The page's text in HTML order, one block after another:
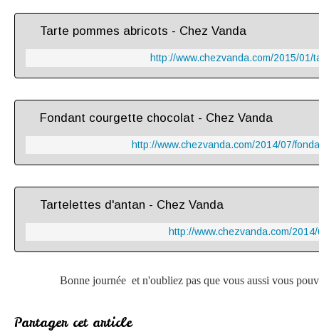
Tarte pommes abricots - Chez Vanda
http://www.chezvanda.com/2015/
Fondant courgette chocolat - Chez Vanda
http://www.chezvanda.com/2014/07/
Tartelettes d'antan - Chez Vanda
http://www.chezvanda.com/
Bonne journée et n'oubliez pas que vous aussi vous
Partager cet article